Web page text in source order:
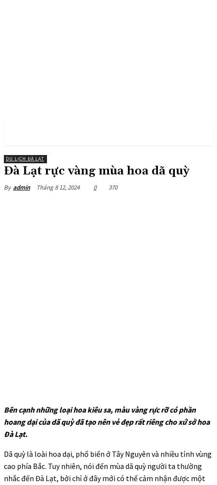
DU LỊCH ĐÀ LẠT
Đà Lạt rực vàng mùa hoa dã quỳ
By admin Tháng 8 12, 2024 0 370
Bên cạnh những loại hoa kiêu sa, màu vàng rực rỡ có phần
hoang dại của dã quỳ đã tạo nên vẻ đẹp rất riêng cho xứ sở hoa
Đà Lạt.
Dã quỳ là loài hoa dại, phổ biến ở Tây Nguyên và nhiều tỉnh vùng
cao phía Bắc. Tuy nhiên, nói đến mùa dã quỳ người ta thường
nhắc đến Đà Lạt, bởi chỉ ở đây mới có thể cảm nhận được một